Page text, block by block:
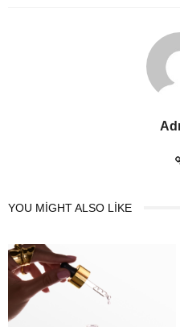
YOU MIGHT ALSO LIKE